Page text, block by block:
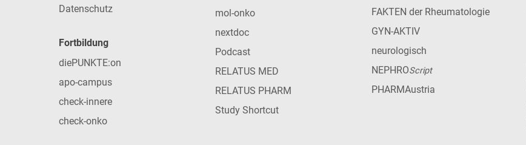
Datenschutz
Fortbildung
diePUNKTE:on
apo-campus
check-innere
check-onko
mol-onko
nextdoc
Podcast
RELATUS MED
RELATUS PHARM
Study Shortcut
FAKTEN der Rheumatologie
GYN-AKTIV
neurologisch
NEPHROScript
PHARMAustria